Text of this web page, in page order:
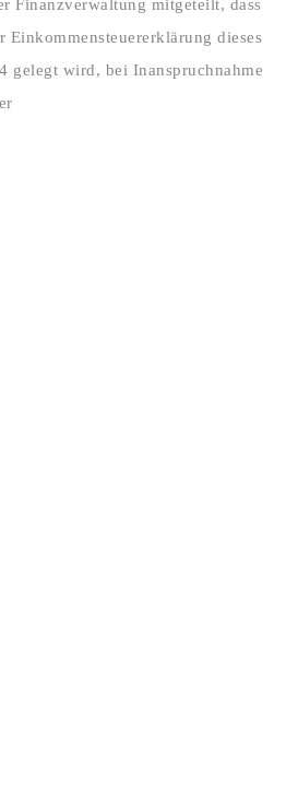
Finanzverwaltung mitgeteilt, dass
Einkommensteuererklärung dieses
gelegt wird, bei Inanspruchnahme